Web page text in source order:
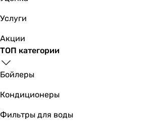
Услуги
Акции
ТОП категории
Бойлеры
Кондиционеры
Фильтры для воды